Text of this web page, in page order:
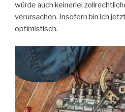
würde auch keinerlei
verursachen. Insofern bin ich
optimistisch.